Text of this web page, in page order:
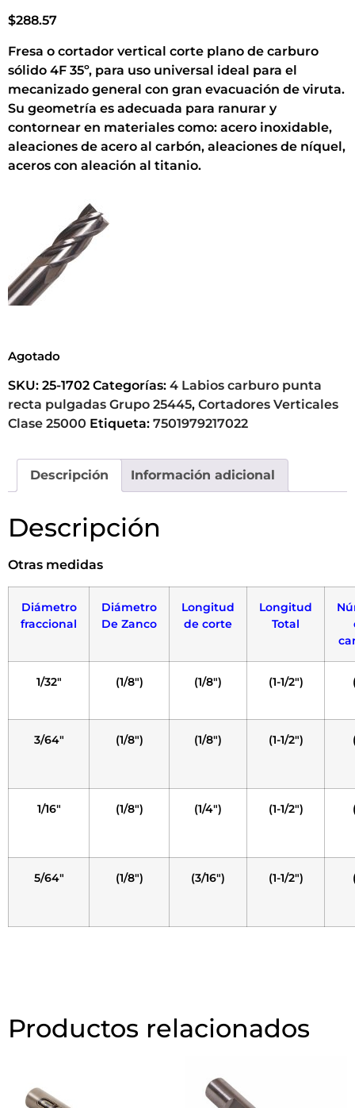
$288.57
Fresa o cortador vertical corte plano de carburo
sólido 4F 35º, para uso universal ideal para el
mecanizado general con gran evacuación de viruta.
Su geometría es adecuada para ranurar y
contornear en materiales como: acero inoxidable,
aleaciones de acero al carbón, aleaciones de níquel,
aceros con aleación al titanio.
Agotado
SKU: 25-1702 Categorías: 4 Labios carburo punta
recta pulgadas Grupo 25445, Cortadores Verticales
Clase 25000 Etiqueta: 7501979217022
Descripción Información adicional
Descripción
Otras medidas
Diámetro
fraccional
Diámetro
De Zanco
Longitud
de corte
Longitud
Total
1/32″ (1/8″) (1/8″) (1-1/2″)
3/64″ (1/8″) (1/8″) (1-1/2″)
1/16″ (1/8″) (1/4″) (1-1/2″)
5/64″ (1/8″) (3/16″) (1-1/2″)
Productos relacionados